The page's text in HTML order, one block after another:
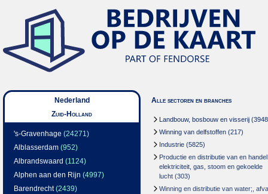
Nederland
Zuid-Holland
's-Gravenhage (24271)
Alblasserdam (952)
Albrandswaard (1124)
Alphen aan den Rijn (4997)
Barendrecht(2439)
Alle sectoren en branches
Landbouw, bosbouw en visserij
Winning van delfstoffen (217)
Industrie (5825)
Productie en distributie van en
elektriciteit, gas, stoom en gekoelde
lucht (303)
Winning en distributie van water;,